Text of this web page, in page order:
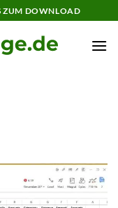
ZUM DOWNLOAD